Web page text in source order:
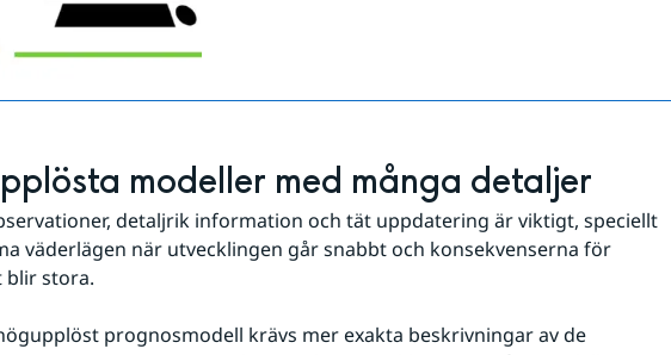
modeller med många detaljer
detaljrik information och tät uppdatering är viktigt, speciellt
väderlägen när utvecklingen går snabbt och konsekvenserna för
blir stora.
prognosmodell krävs mer exakta beskrivningar av de